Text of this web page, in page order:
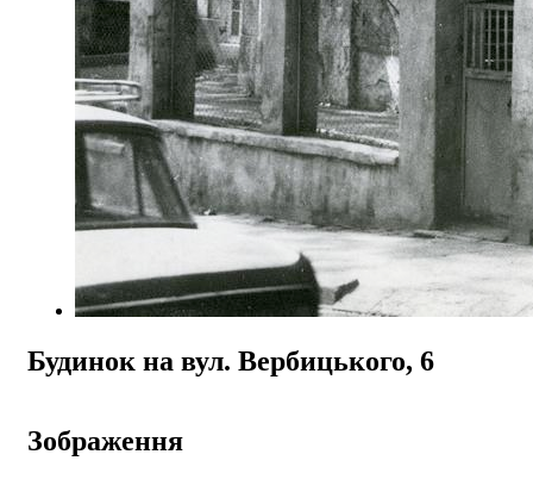
Будинок на вул. Вербицького, 6
Зображення